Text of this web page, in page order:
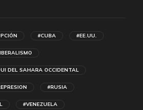
#CUBA #EE.UU.
DEL SAHARA OCCIDENTAL
#RUSIA
#VENEZUELA